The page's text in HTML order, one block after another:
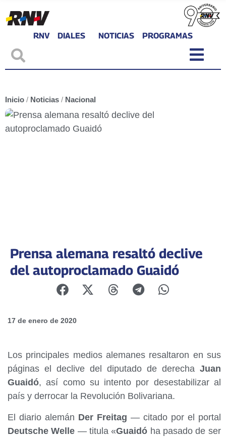
RNV DIALES NOTICIAS PROGRAMAS
Inicio / Noticias / Nacional
Prensa alemana resaltó declive
del autoproclamado Guaidó
17 de enero de 2020
Los principales medios alemanes resaltaron en sus
páginas el declive del diputado de derecha Juan
Guaidó, así como su intento por desestabilizar al
país y derrocar la Revolución Bolivariana.
El diario alemán Der Freitag — citado por el portal
Deutsche Welle — titula «Guaidó ha pasado de ser